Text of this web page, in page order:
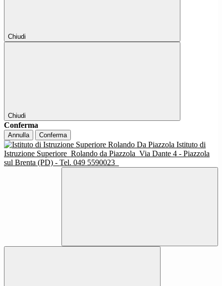
Chiudi
Chiudi
Conferma
Annulla Conferma
Istituto di
Istruzione Superiore Rolando da Piazzola Via Dante 4 - Piazzola
sul Brenta (PD) - Tel. 049 5590023